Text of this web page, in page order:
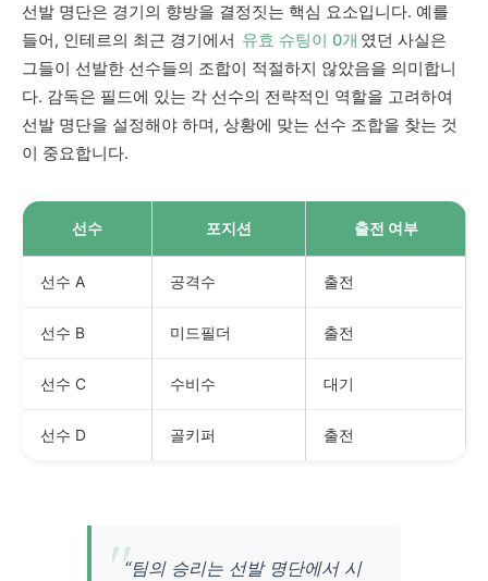
선발 명단은 경기의 향방을 결정짓는 핵심 요소입니다. 예를
들어, 인테르의 최근 경기에서 유효 슈팅이 0개 였던 사실은
그들이 선발한 선수들의 조합이 적절하지 않았음을 의미합니
다. 감독은 필드에 있는 각 선수의 전략적인 역할을 고려하여
선발 명단을 설정해야 하며, 상황에 맞는 선수 조합을 찾는 것
이 중요합니다.
선수 포지션 출전 여부
선수 A 공격수 출전
선수 B 미드필더 출전
선수 C 수비수 대기
선수 D 골키퍼 출전
“팀의 승리는 선발 명단에서 시